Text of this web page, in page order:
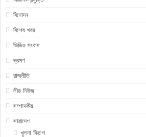
বিনোদন
বিশেষ খবর
ভিডিও সংবাদ
ভ্রমণ
রাজনীতি
লীড নিউজ
সম্পাদকীয়
সারাদেশ
খুলনা বিভাগ